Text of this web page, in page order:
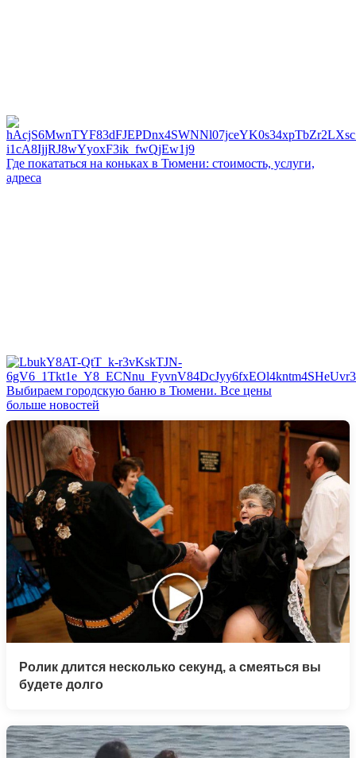
Где покататься на коньках в Тюмени: стоимость, услуги,
адреса
Выбираем городскую баню в Тюмени. Все цены
больше новостей
Ролик длится несколько секунд, а смеяться вы
будете долго